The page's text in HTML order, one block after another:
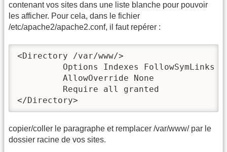
contenant vos sites dans une liste blanche pour pouvoir
les afficher. Pour cela, dans le fichier
/etc/apache2/apache2.conf, il faut repérer :
<Directory /var/www/>
         Options Indexes FollowSymLinks
         AllowOverride None
         Require all granted
</Directory>
copier/coller le paragraphe et remplacer /var/www/ par le
dossier racine de vos sites.